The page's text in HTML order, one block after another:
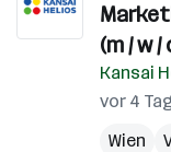
(m / w /
Kansai
vor 4
Wien